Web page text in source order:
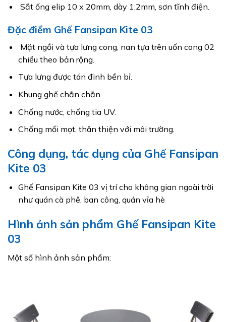
Sắt ống elip 10 x 20mm, dày 1.2mm, sơn tĩnh điện.
Đặc điểm Ghế Fansipan Kite 03
Mặt ngồi và tựa lưng cong, nan tựa trên uốn cong 02
chiều theo bản rộng.
Tựa lưng được tán đinh bền bỉ.
Khung ghế chắn chắn
Chống nước, chống tia UV.
Chống mối mọt, thân thiện với môi trường.
Công dụng, tác dụng của Ghế Fansipan
Kite 03
Ghế Fansipan Kite 03 vị trí cho không gian ngoài trời
như quán cà phê, ban công, quán vỉa hè
Hình ảnh sản phẩm Ghế Fansipan Kite
03
Một số hình ảnh sản phẩm: